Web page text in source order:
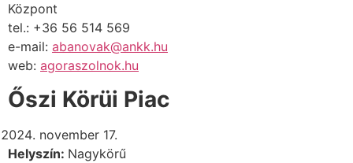
Központ
tel.: +36 56 514 569
e-mail: abanovak@ankk.hu
web: agoraszolnok.hu
Őszi Körüi Piac
november 17.
Helyszín: Nagykörű